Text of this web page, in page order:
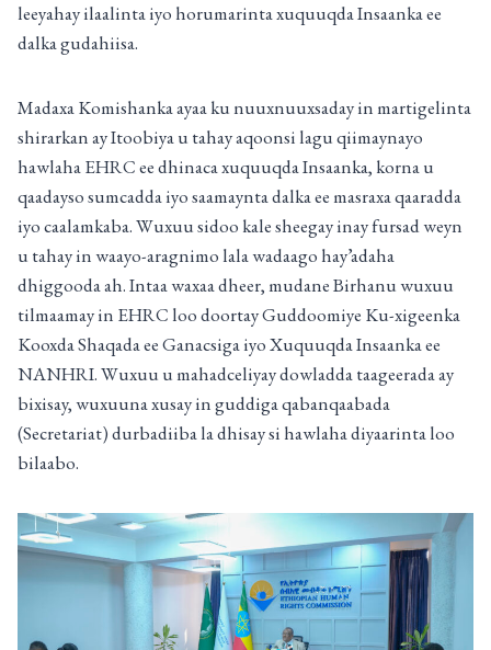
leeyahay ilaalinta iyo horumarinta xuquuqda Insaanka ee
dalka gudahiisa.
Madaxa Komishanka ayaa ku nuuxnuuxsaday in martigelinta
shirarkan ay Itoobiya u tahay aqoonsi lagu qiimaynayo
hawlaha EHRC ee dhinaca xuquuqda Insaanka, korna u
qaadayso sumcadda iyo saamaynta dalka ee masraxa qaaradda
iyo caalamkaba. Wuxuu sidoo kale sheegay inay fursad weyn
u tahay in waayo-aragnimo lala wadaago hay’adaha
dhiggooda ah. Intaa waxaa dheer, mudane Birhanu wuxuu
tilmaamay in EHRC loo doortay Guddoomiye Ku-xigeenka
Kooxda Shaqada ee Ganacsiga iyo Xuquuqda Insaanka ee
NANHRI. Wuxuu u mahadceliyay dowladda taageerada ay
bixisay, wuxuuna xusay in guddiga qabanqaabada
(Secretariat) durbadiiba la dhisay si hawlaha diyaarinta loo
bilaabo.